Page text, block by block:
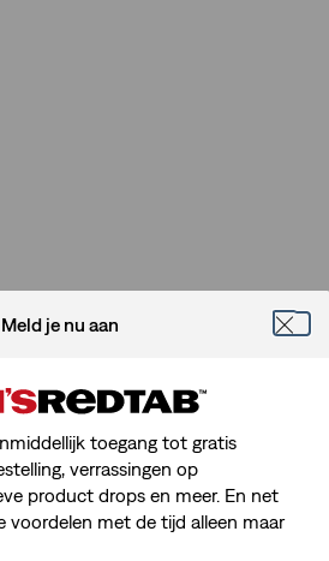
Meld je nu aan
toegang tot gratis
verrassingen op
product drops en meer. En net
voordelen met de tijd alleen maar